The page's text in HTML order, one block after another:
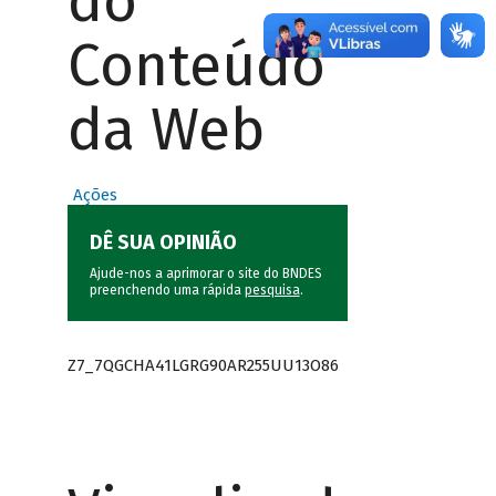
Conteúdo
da Web
Ações
DÊ SUA OPINIÃO
Ajude-nos a aprimorar o site do BNDES
preenchendo uma rápida pesquisa.
Z7_7QGCHA41LGRG90AR255UU13O86